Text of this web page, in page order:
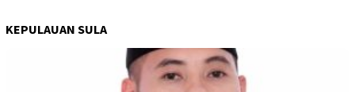
KEPULAUAN SULA